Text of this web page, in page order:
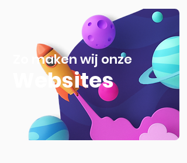
Zo maken wij onze
Websites